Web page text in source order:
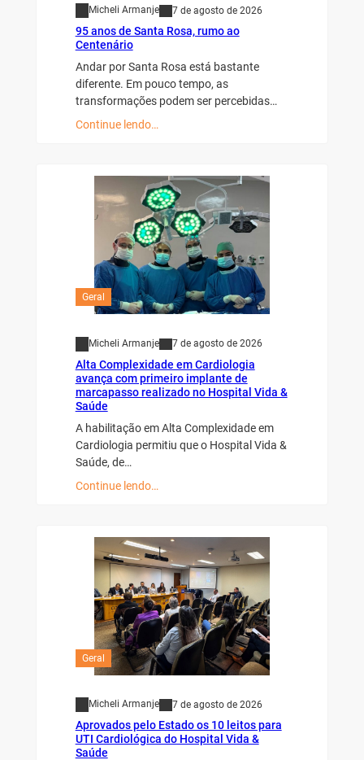
Micheli Armanje 7 de agosto de 2026
95 anos de Santa Rosa, rumo ao
Centenário
Andar por Santa Rosa está bastante
diferente. Em pouco tempo, as
transformações podem ser percebidas…
Continue lendo…
Geral
Micheli Armanje 7 de agosto de 2026
Alta Complexidade em Cardiologia
avança com primeiro implante de
marcapasso realizado no Hospital Vida &
Saúde
A habilitação em Alta Complexidade em
Cardiologia permitiu que o Hospital Vida &
Saúde, de…
Continue lendo…
Geral
Micheli Armanje 7 de agosto de 2026
Aprovados pelo Estado os 10 leitos para
UTI Cardiológica do Hospital Vida &
Saúde